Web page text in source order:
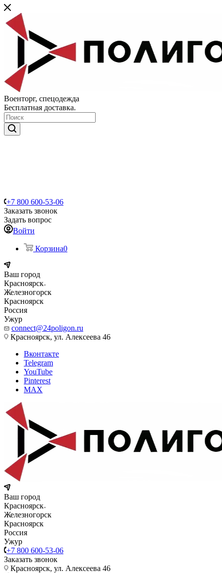
Военторг, спецодежда
Бесплатная доставка.
+7 800 600-53-06
Заказать звонок
Задать вопрос
Войти
Корзина0
Ваш город
Красноярск
Железногорск
Красноярск
Россия
Ужур
connect@24poligon.ru
Красноярск, ул. Алексеева 46
Вконтакте
Telegram
YouTube
Pinterest
MAX
Ваш город
Красноярск
Железногорск
Красноярск
Россия
Ужур
+7 800 600-53-06
Заказать звонок
Красноярск, ул. Алексеева 46